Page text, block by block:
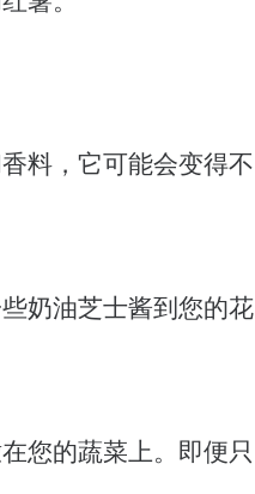
料，它可能会变得不
奶油芝士酱到您的花
您的蔬菜上。即便只